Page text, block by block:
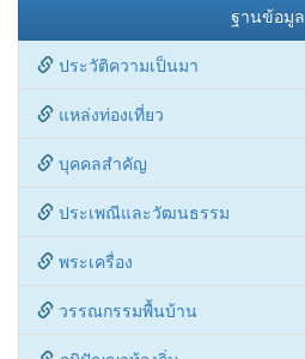
ฐานข้อมูล
ประวัติความเป็นมา
แหล่งท่องเที่ยว
บุคคลสำคัญ
ประเพณีและวัฒนธรรม
พระเครื่อง
วรรณกรรมพื้นบ้าน